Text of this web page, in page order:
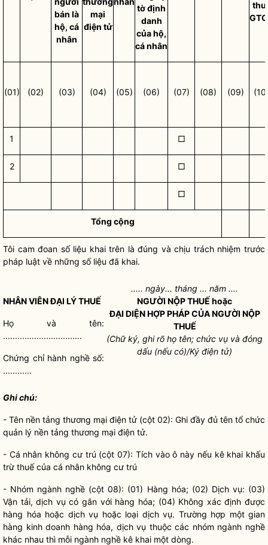
bán là
hộ, cá
nhân
mại
điện tử
tờ định
danh
của hộ,
cá nhân
(01) (02) (03) (04) (05) (06) (07) (08) (09)
1 □
2 □
□
Tổng cộng
Tôi cam đoan số liệu khai trên là đúng và chịu trách nhiệm trước
pháp luật về những số liệu đã khai.
NHÂN VIÊN ĐẠI LÝ THUẾ
Họ và tên:
.................................
Chứng chỉ hành nghềsố:
............
..... ngày... tháng ... năm ....
NGƯỜI NỘP THUẾ hoặc
ĐẠI DIỆNHỢP PHÁPCỦA NGƯỜI NỘP
THUẾ
(Chữ ký, ghi rõ họ tên; chức vụ và đóng
dấu (nếu có)/Ký điện tử)
Ghi chú:
- Tên nền tảng thương mại điện tử (cột 02): Ghi đầy đủ tên tổ chức
quản lý nền tảng thương mại điện tử.
- Cá nhân không cư trú (cột 07): Tích vào ô này nếu kê khai khấu
trừ thuế của cá nhân không cư trú
- Nhóm ngành nghề (cột 08): (01) Hàng hóa; (02) Dịch vụ: (03)
Vận tải, dịch vụ có gắn với hàng hóa; (04) Không xác định được
hàng hóa hoặc dịch vụ hoặc loại dịch vụ. Trường hợp một gian
hàng kinh doanh hàng hóa, dịch vụ thuộc các nhóm ngành nghề
khác nhau thì mỗi ngành nghề kê khai một dòng.